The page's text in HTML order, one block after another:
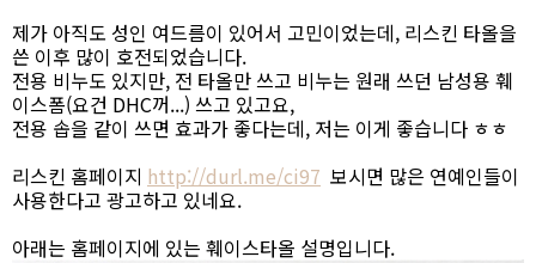
제가 아직도 성인 여드름이 있어서 고민이었는데, 리스킨 타올을
쓴 이후 많이 호전되었습니다.
전용 비누도 있지만, 전 타올만 쓰고 비누는 원래 쓰던 남성용 훼
이스폼(요건 DHC꺼...) 쓰고 있고요,
전용 솝을 같이 쓰면 효과가 좋다는데, 저는 이게 좋습니다 ㅎㅎ
리스킨 홈페이지 http://durl.me/ci97 보시면 많은 연예인들이
사용한다고 광고하고 있네요.
아래는 홈페이지에 있는 훼이스타올 설명입니다.